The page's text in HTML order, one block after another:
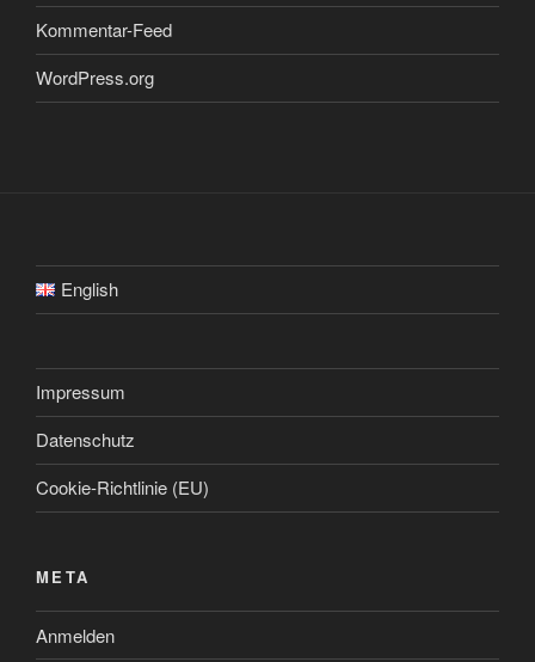
Kommentar-Feed
WordPress.org
English
Impressum
Datenschutz
Cookie-Richtlinie (EU)
META
Anmelden